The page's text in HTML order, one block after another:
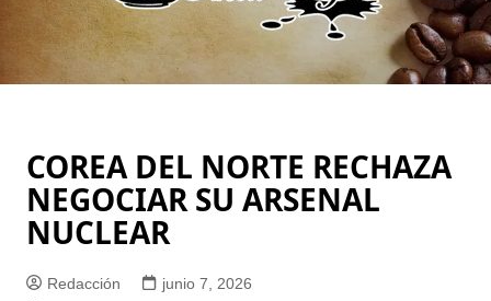
COREA DEL NORTE RECHAZA
NEGOCIAR SU ARSENAL
NUCLEAR
Redacción
junio 7, 2026